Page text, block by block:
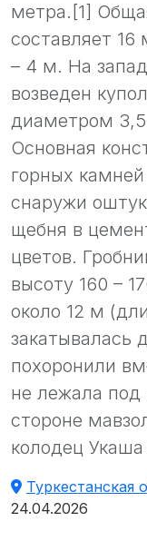
метра.[1]
составляет
– 4 м. На
возведен
диаметром
Основная
горных
снаружи
щебня в
цветов.
высоту 160 –
около 12 м
закатывалась
похоронили
не лежала под
стороне
колодец
Туркестанская
24.04.2026